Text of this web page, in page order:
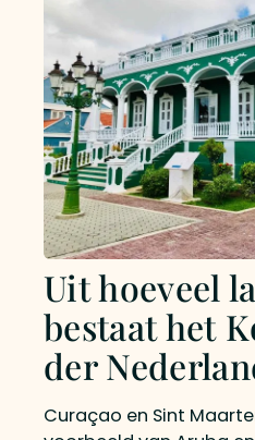
Uit hoeveel
bestaat het
der
Curaçao en Sint